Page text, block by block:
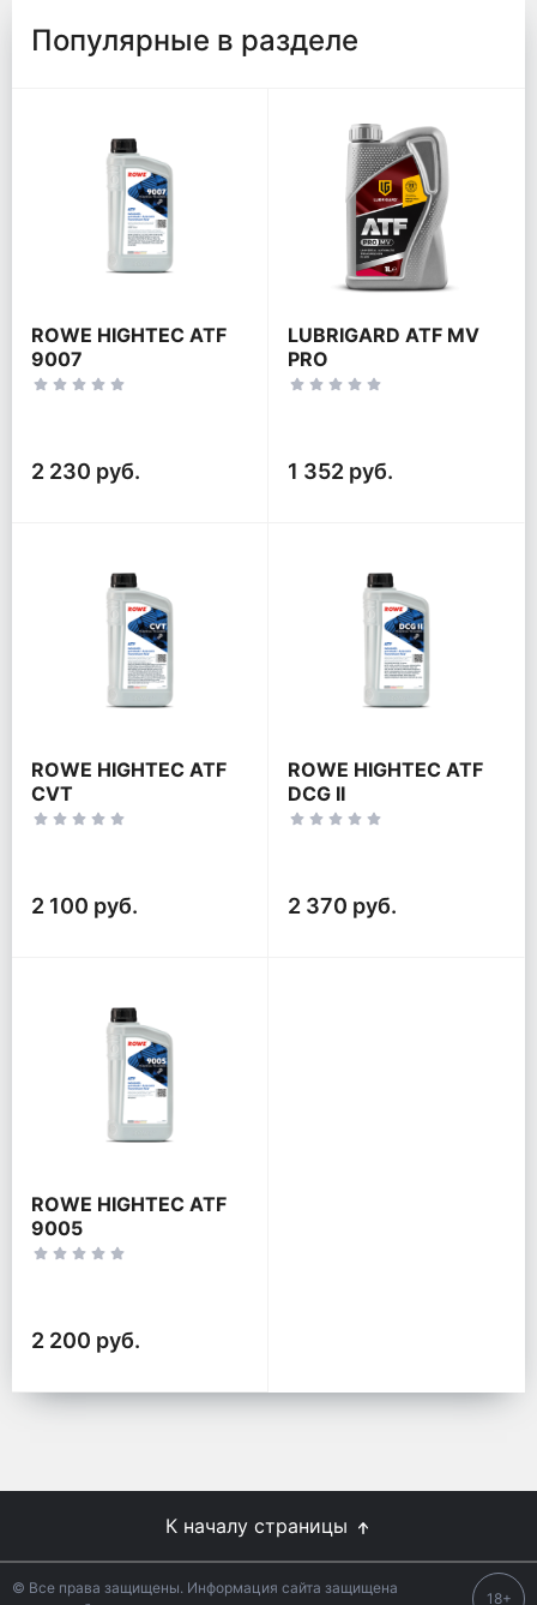
Популярные в разделе
ROWE HIGHTEC ATF
9007
2 230 руб.
LUBRIGARD ATF MV
PRO
1 352 руб.
ROWE HIGHTEC ATF
CVT
2 100 руб.
ROWE HIGHTEC ATF
DCG II
2 370 руб.
ROWE HIGHTEC ATF
9005
2 200 руб.
К началу страницы
© Все права защищены. Информация сайта защищена
18+